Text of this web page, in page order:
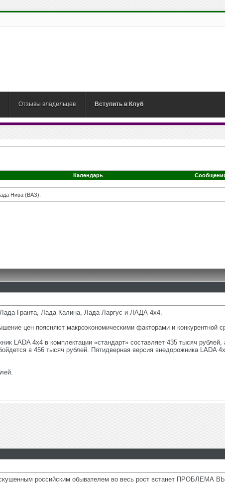
Отзывы владельцев Вступить в Клуб
Календарь
Нива (ВАЗ).
Гранта, Лада Калина, Лада Ларгус и ЛАДА 4х4.
цен поясняют макроэкономическими факторами и конкурентной
LADA 4x4 в комплектации «стандарт» составляет 435 тысяч
в 456 тысяч рублей. Пятидверная версия внедорожника LADA
российским обывателем во весь рост встанет ПРОБЛЕМА